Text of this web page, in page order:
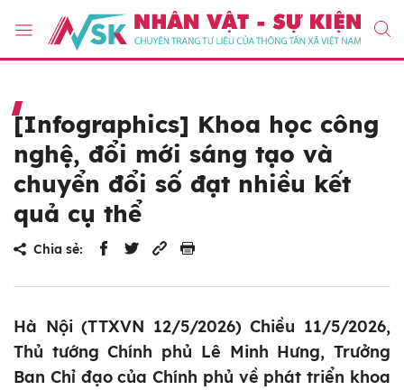
[Infographics] Khoa học công
nghệ, đổi mới sáng tạo và
chuyển đổi số đạt nhiều kết
quả cụ thể
Chia sẻ:
Hà Nội (TTXVN 12/5/2026) Chiều 11/5/2026,
Thủ tướng Chính phủ Lê Minh Hưng, Trưởng
Ban Chỉ đạo của Chính phủ về phát triển khoa